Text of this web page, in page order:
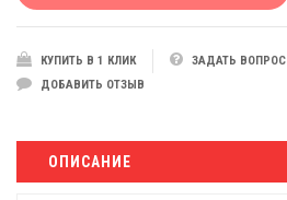
КУПИТЬ В 1 КЛИК
ЗАДАТЬ ВОПРОС
ДОБАВИТЬ ОТЗЫВ
ОПИСАНИЕ